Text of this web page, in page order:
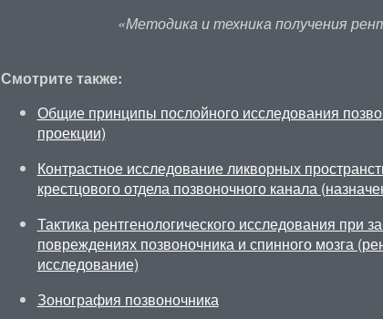
«Методика и техника получения
Смотрите также:
Общие принципы послойного исследования
проекции)
Контрастное исследование ликворных
крестцового отдела позвоночного канала
Тактика рентгенологического исследования при
повреждениях позвоночника и спинного мозга
исследование)
Зонография позвоночника